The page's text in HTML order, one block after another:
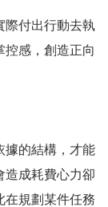
際付出行動去執
控感，創造正向
據的結構，才能
造成耗費心力卻
在規劃某件任務